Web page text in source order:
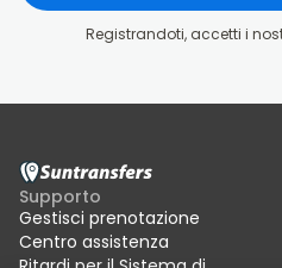
Registrandoti, accetti i
Supporto
Gestisci prenotazione
Centro assistenza